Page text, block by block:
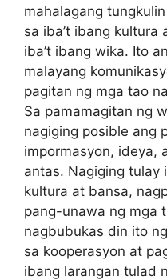
mahalagang
sa iba’t ibang
iba’t ibang wika. Ito
malayang
pagitan ng mga tao
Sa pamamagitan ng
nagiging posible ang
impormasyon, ideya,
antas. Nagiging tulay
kultura at bansa,
pang-unawa ng mga
nagbubukas din ito
sa kooperasyon at
ibang larangan tulad